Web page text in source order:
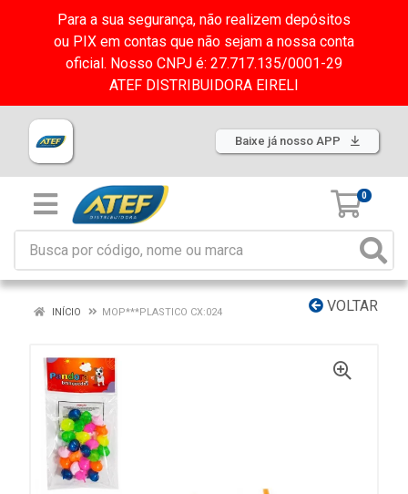
Para a sua segurança, não realizem depósitos
ou PIX em contas que não sejam a nossa conta
oficial. Nosso CNPJ é: 27.717.135/0001-29
ATEF DISTRIBUIDORA EIRELI
Baixe já nosso APP
0
VOLTAR
INÍCIO MOP***PLASTICO CX:024